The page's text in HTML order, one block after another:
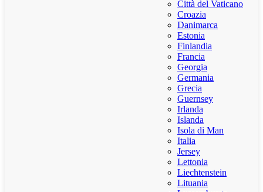
Città del Vaticano
Croazia
Danimarca
Estonia
Finlandia
Francia
Georgia
Germania
Grecia
Guernsey
Irlanda
Islanda
Isola di Man
Italia
Jersey
Lettonia
Liechtenstein
Lituania